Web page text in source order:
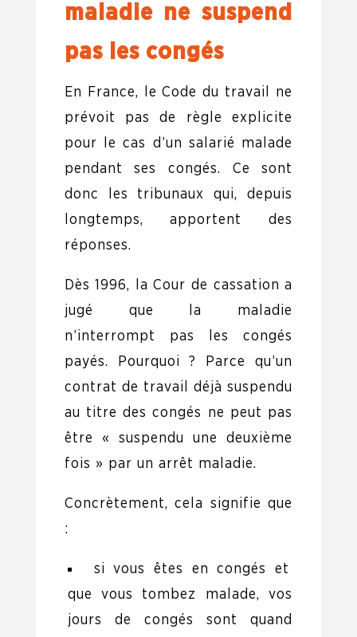
maladie ne suspend
pas les congés
En France, le Code du travail ne
prévoit pas de règle explicite
pour le cas d’un salarié malade
pendant ses congés. Ce sont
donc les tribunaux qui, depuis
longtemps, apportent des
réponses.
Dès 1996, la Cour de cassation a
jugé que la maladie
n’interrompt pas les congés
payés. Pourquoi ? Parce qu’un
contrat de travail déjà suspendu
au titre des congés ne peut pas
être « suspendu une deuxième
fois » par un arrêt maladie.
Concrètement, cela signifie que
:
si vous êtes en congés et
que vous tombez malade, vos
jours de congés sont quand